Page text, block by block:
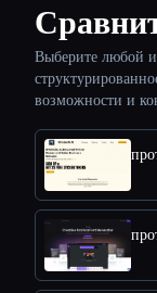
Выберите любой
возможности и